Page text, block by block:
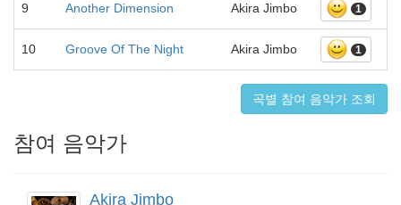
9 Another Dimension Akira Jimbo 1
10 Groove Of The Night Akira Jimbo 1
곡별 참여 음악가 조회
참여 음악가
Akira Jimbo